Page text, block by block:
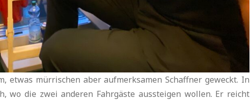
etwas mürrischen aber aufmerksamen Schaffner geweckt. In
wo die zwei anderen Fahrgäste aussteigen wollen. Er reicht